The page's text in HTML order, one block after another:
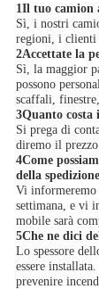
1Il tuo camion
Sì, i nostri
regioni, i clienti
2Accettate la
Sì, la maggior
possono
scaffali,
3Quanto
Si prega di
diremo il
4Come
della
Vi informeremo
settimana, e vi
mobile sarà
5Che ne dici
Lo spessore
essere
prevenire